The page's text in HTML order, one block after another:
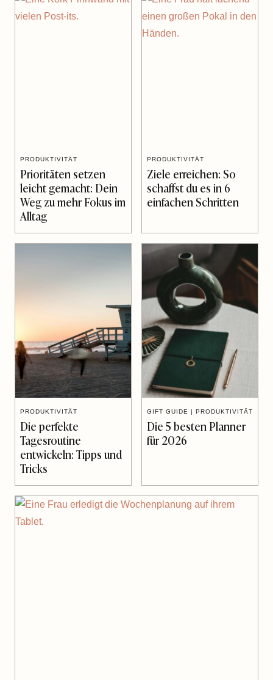
PRODUKTIVITÄT
Prioritäten setzen
leicht gemacht: Dein
Weg zu mehr Fokus im
Alltag
PRODUKTIVITÄT
Ziele erreichen: So
schaffst du es in 6
einfachen Schritten
PRODUKTIVITÄT
Die perfekte
Tagesroutine
entwickeln: Tipps und
Tricks
GIFT GUIDE PRODUKTIVITÄT
Die 5 besten Planner
für 2026